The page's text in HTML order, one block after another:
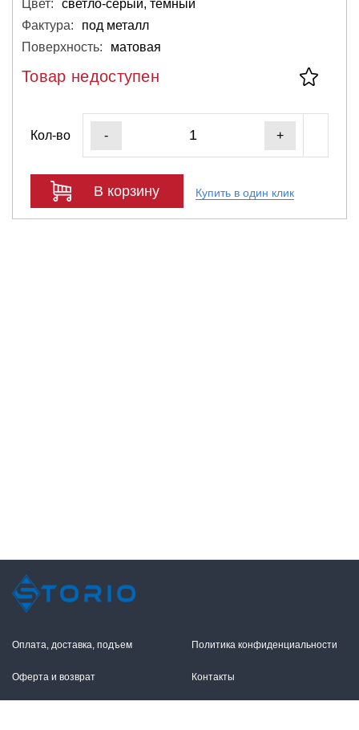
Цвет:
светло-серый, тёмный
Фактура:
под металл
Поверхность:
матовая
Товар недоступен
Кол-во - +
В корзину Купить в один клик
Оплата, доставка, подъем
Оферта и возврат
Политика конфиденциальности
Контакты